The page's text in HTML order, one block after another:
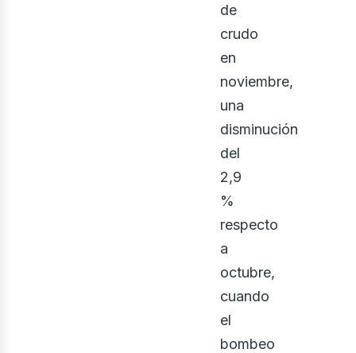
de
crudo
en
noviembre,
una
disminución
del
2,9
%
respecto
a
octubre,
cuando
el
bombeo